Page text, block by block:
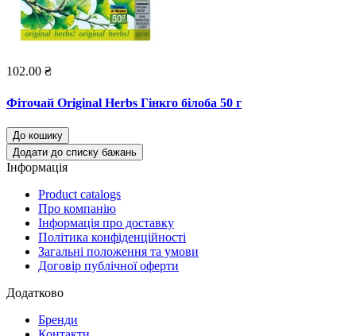
102.00 ₴
Фіточай Original Herbs Гінкго білоба 50 г
До кошику
Додати до списку бажань
Інформація
Product catalogs
Про компанію
Інформація про доставку
Політика конфіденційності
Загальні положення та умови
Договір публічної оферти
Додатково
Бренди